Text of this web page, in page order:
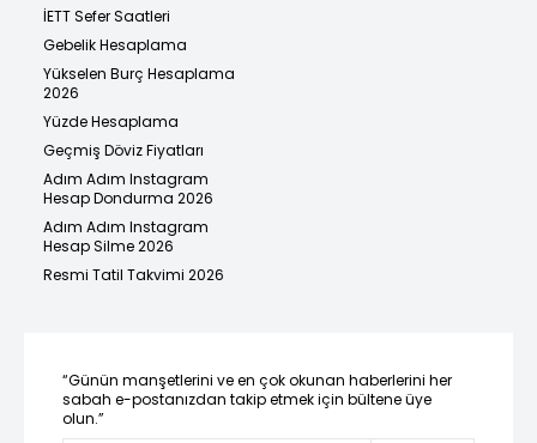
İETT Sefer Saatleri
Gebelik Hesaplama
Yükselen Burç Hesaplama
2026
Yüzde Hesaplama
Geçmiş Döviz Fiyatları
Adım Adım Instagram
Hesap Dondurma 2026
Adım Adım Instagram
Hesap Silme 2026
Resmi Tatil Takvimi 2026
“Günün manşetlerini ve en çok okunan haberlerini her
sabah e-postanızdan takip etmek için bültene üye
olun.”